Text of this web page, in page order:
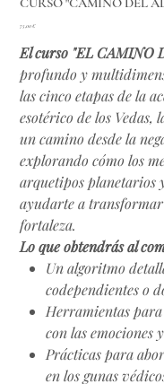
Precio
75,00 €
El curso "EL CAMINO
profundo y
las cinco etapas de la
esotérico de los Vedas,
un camino desde la
explorando cómo los
arquetipos planetarios
ayudarte a
fortaleza.
Lo que obtendrás al
Un algoritmo
codependientes o
Herramientas
con las emociones
Prácticas para
en los gunas